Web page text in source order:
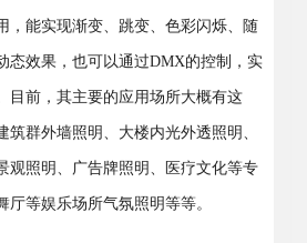
，能实现渐变、跳变、色彩闪烁、随
态效果，也可以通过DMX的控制，实
目前，其主要的应用场所大概有这
筑群外墙照明、大楼内光外透照明、
观照明、广告牌照明、医疗文化等专
厅等娱乐场所气氛照明等等。